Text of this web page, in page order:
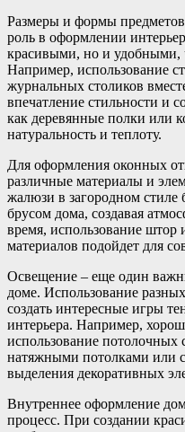
Размеры и формы
роль в оформлении
красивыми, но и
Например, использование
журнальных столиков
впечатление стильности и
как деревянные полки или
натуральность и теплоту.
Для оформления оконных
различные материалы и
жалюзи в загородном стиле
брусом дома, создавая
время, использование штор
материалов подойдет для
Освещение – еще один
доме. Использование
создать интересные игры
интерьера. Например,
использование потолочных
натяжными потолками или
выделения декоративных
Внутреннее оформление
процесс. При создании